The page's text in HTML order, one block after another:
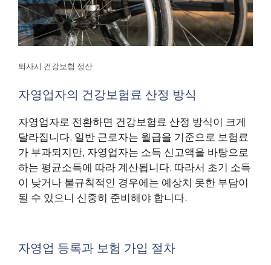
퇴사시 건강보험 정산
자영업자의 건강보험료 산정 방식
자영업자로 전환하면 건강보험료 산정 방식이 크게
달라집니다. 일반 근로자는 월급을 기준으로 보험료
가 부과되지만, 자영업자는 소득 신고액을 바탕으로
하는 평균소득에 따라 계산됩니다. 따라서 초기 소득
이 낮거나 불규칙적인 경우에는 예상치 못한 부담이
될 수 있으니 신중히 준비해야 합니다.
자영업 등록과 보험 가입 절차